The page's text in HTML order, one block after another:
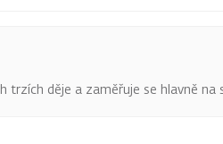
trzích děje a zaměřuje se hlavně